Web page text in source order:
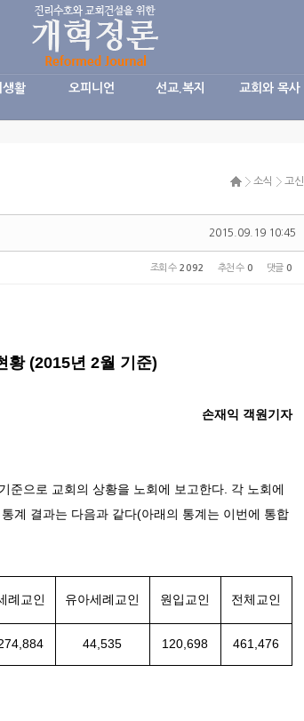
생활 오피니언 선교.복지 교회와 목사
소식 고신
2015.09.19 10:45
조회 수 2092 추천 수 0 댓글 0
황 (2015년 2월 기준)
손재익 객원기자
준으로 교회의 상황을 노회에 보고한다. 각 노회에
계 결과는 다음과 같다(아래의 통계는 이번에 통합
례교인 유아세례교인 원입교인 전체교인
44,535 120,698 461,476